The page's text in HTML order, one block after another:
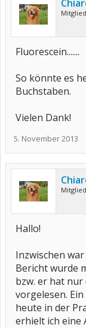
Mitglied
Fluorescein.......
So könnte es
Buchstaben.
Vielen Dank!
5. November 2013
Mitglied
Hallo!
Inzwischen
Bericht wurde
bzw. er hat
vorgelesen.
heute in der
erhielt ich eine